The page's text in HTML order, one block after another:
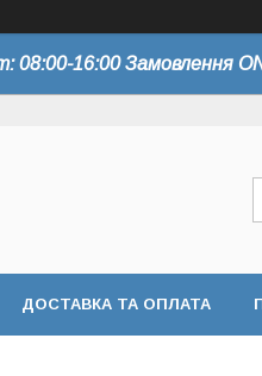
08:00-16:00 Замовлення
ДОСТАВКА ТА ОПЛАТА